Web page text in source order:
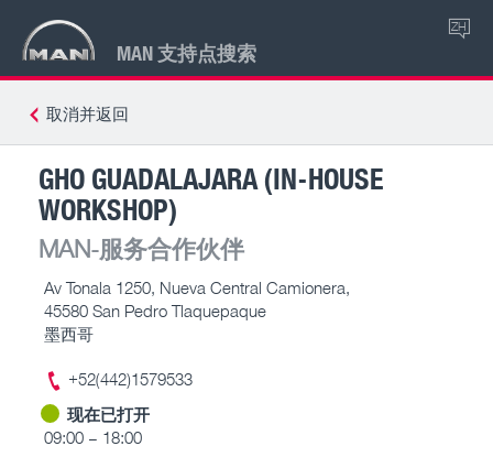
MAN 支持点搜索
ZH
取消并返回
GHO GUADALAJARA (IN-HOUSE
WORKSHOP)
MAN-服务合作伙伴
Av Tonala 1250, Nueva Central Camionera,
45580 San Pedro Tlaquepaque
墨西哥
+52(442)1579533
现在已打开
09:00 – 18:00